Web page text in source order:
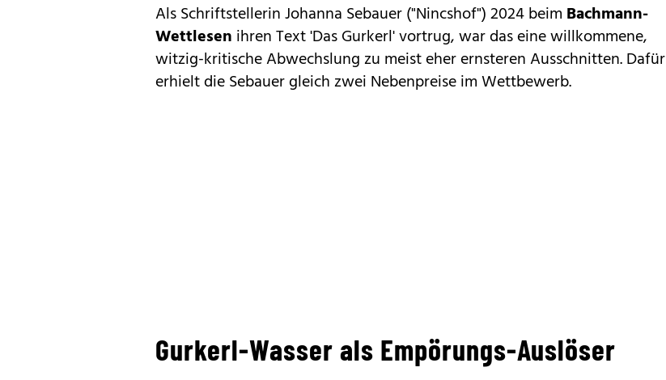
Als Schriftstellerin Johanna Sebauer ("Nincshof") 2024 beim Bachmann-
Wettlesen ihren Text 'Das Gurkerl' vortrug, war das eine willkommene,
witzig-kritische Abwechslung zu meist eher ernsteren Ausschnitten. Dafür
erhielt die Sebauer gleich zwei Nebenpreise im Wettbewerb.
Gurkerl-Wasser als Empörungs-Auslöser